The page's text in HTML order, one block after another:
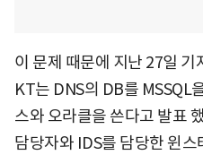
이 문제 때문에 지난 27일
KT는 DNS의 DB를 MSSQL
스와 오라클을 쓴다고 발표
담당자와 IDS를 담당한 윈